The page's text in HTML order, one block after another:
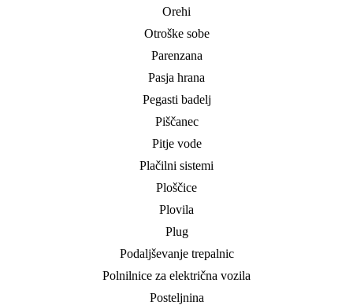
Orehi
Otroške sobe
Parenzana
Pasja hrana
Pegasti badelj
Piščanec
Pitje vode
Plačilni sistemi
Ploščice
Plovila
Plug
Podaljševanje trepalnic
Polnilnice za električna vozila
Posteljnina